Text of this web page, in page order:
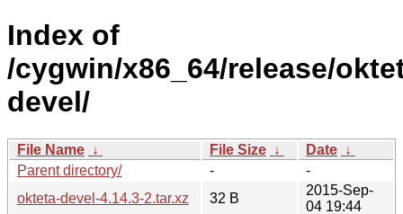
Index of
/cygwin/x86_64/release/
devel/
File Name ↓ File Size ↓ Date ↓
Parent directory/
-
-
okteta-devel-4.14.3-2.tar.xz
32 B
2015-Sep-
04 19:44